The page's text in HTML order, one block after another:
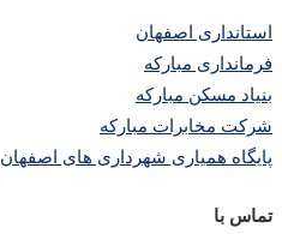
استانداری اصفهان
فرمانداری مبارکه
بنیاد مسکن مبارکه
شرکت مخابرات مبارکه
پایگاه همیاری شهرداری های اصفهان
تماس با